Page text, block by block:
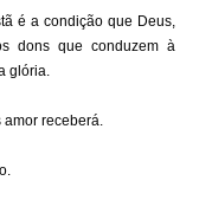
é a condição que Deus,
dons que conduzem à
glória.
amor receberá.